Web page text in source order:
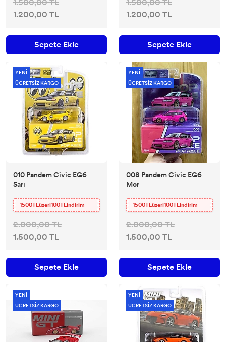
1.200,00 TL
Sepete Ekle
1.200,00 TL
Sepete Ekle
YENİ
ÜCRETSİZ KARGO
010 Pandem Civic EG6
Sarı
1500TLüzeri100TLindirim
2.000,00 TL
1.500,00 TL
Sepete Ekle
YENİ
ÜCRETSİZ KARGO
008 Pandem Civic EG6
Mor
1500TLüzeri100TLindirim
2.000,00 TL
1.500,00 TL
Sepete Ekle
YENİ
ÜCRETSİZ KARGO
YENİ
ÜCRETSİZ KARGO